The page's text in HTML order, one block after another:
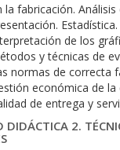
la fabricación.
de los
y técnicas de
normas de correcta
económica de la
de entrega y
DIDÁCTICA 2.